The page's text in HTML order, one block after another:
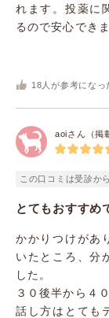
れます。投薬に
るので安心でき
18 人が参考になっ
aoiさん（掲
この口コミは受診か
とてもおすすめ
かかりつけがあ
いたところ、分
した。
３０後半から４
話し方はとても